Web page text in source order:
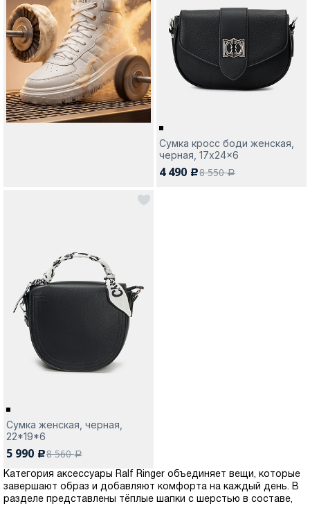
Сумка кросс боди женская,
черная, 17x24x6
4 490 c8 550a
Сумка женская, черная,
22*19*6
5 990 c8 560a
Категория аксессуары Ralf Ringer объединяет вещи, которые
завершают образ и добавляют комфорта на каждый день. В
разделе представлены тёплые шапки с шерстью в составе,